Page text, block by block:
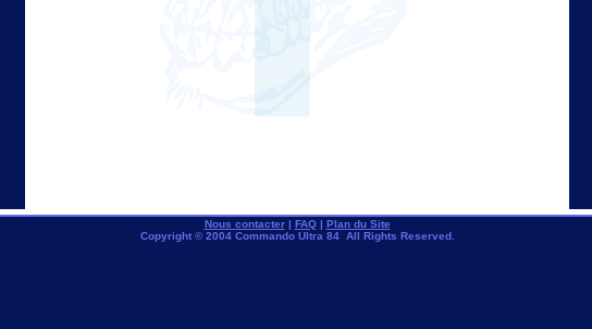
Nous contacter| FAQ| Plan du Site
Copyright © 2004 Commando Ultra 84 All Rights Reserved.